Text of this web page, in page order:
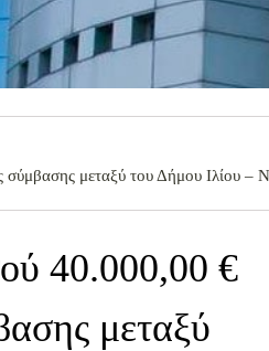
σύμβασης μεταξύ του Δήμου
40.000,00 €
μεταξύ